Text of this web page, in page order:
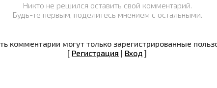
Никто не решился оставить свой комментарий.
Будь-те первым, поделитесь мнением с остальными.
комментарии могут только зарегистрированные
[ Регистрация | Вход ]